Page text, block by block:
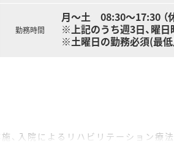
勤務時間
月～土 08:30～17:30 （
※上記のうち週3日、曜
※土曜日の勤務必須(最
、入院によるリハビリテーション療